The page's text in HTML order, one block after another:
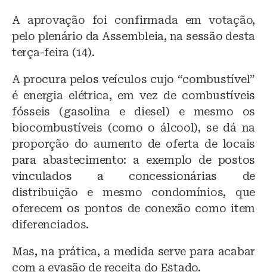
y
o
o
k
p
p
A aprovação foi confirmada em votação,
pelo plenário da Assembleia, na sessão desta
terça-feira (14).
A procura pelos veículos cujo “combustível”
é energia elétrica, em vez de combustíveis
fósseis (gasolina e diesel) e mesmo os
biocombustíveis (como o álcool), se dá na
proporção do aumento de oferta de locais
para abastecimento: a exemplo de postos
vinculados a concessionárias de
distribuição e mesmo condomínios, que
oferecem os pontos de conexão como item
diferenciados.
Mas, na prática, a medida serve para acabar
com a evasão de receita do Estado.